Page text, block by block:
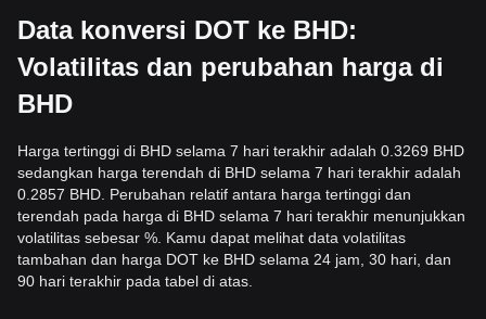
Data konversi DOT ke BHD:
Volatilitas dan perubahan harga di
BHD
Harga tertinggi di BHD selama 7 hari terakhir adalah 0.3269 BHD
sedangkan harga terendah di BHD selama 7 hari terakhir adalah
0.2857 BHD. Perubahan relatif antara harga tertinggi dan
terendah pada harga di BHD selama 7 hari terakhir menunjukkan
volatilitas sebesar %. Kamu dapat melihat data volatilitas
tambahan dan harga DOT ke BHD selama 24 jam, 30 hari, dan
90 hari terakhir pada tabel di atas.